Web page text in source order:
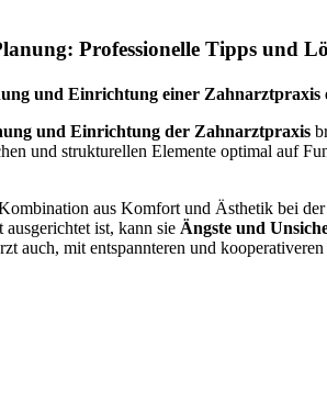
Professionelle Tipps und
und Einrichtung einer Zahnarztpraxis
und Einrichtung der Zahnarztpraxis
und strukturellen Elemente optimal auf
aus Komfort und Ästhetik bei
ist, kann sie Ängste und
auch, mit entspannteren und